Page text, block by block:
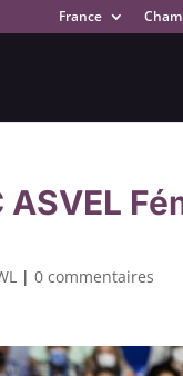
France
ASVEL
|0 commentaires